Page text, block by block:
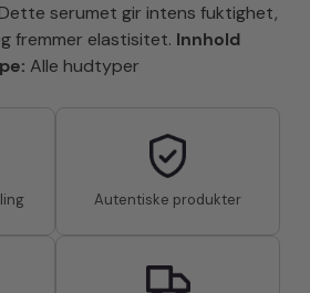
serumet gir intens fuktighet,
fremmer elastisitet. Innhold
Alle hudtyper
Autentiske produkter